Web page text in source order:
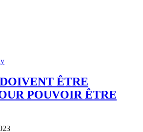
ÊTRE
POUVOIR ÊTRE